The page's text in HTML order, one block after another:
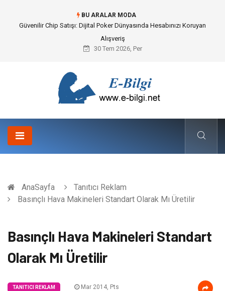
BU ARALAR MODA
Güvenilir Chip Satışı: Dijital Poker Dünyasında Hesabınızı Koruyan
Alışveriş
30 Tem 2026, Per
AnaSayfa
Tanıtıcı Reklam
Basınçlı Hava Makineleri Standart Olarak Mı Üretilir
Basınçlı Hava Makineleri Standart
Olarak Mı Üretilir
TANITICI REKLAM Mar 2014, Pts